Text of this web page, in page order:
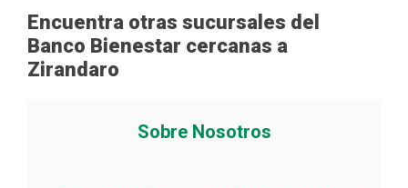
Encuentra otras sucursales del
Banco Bienestar cercanas a
Zirandaro
Sobre Nosotros